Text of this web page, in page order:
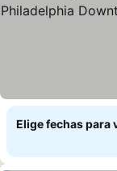
Elige fechas para